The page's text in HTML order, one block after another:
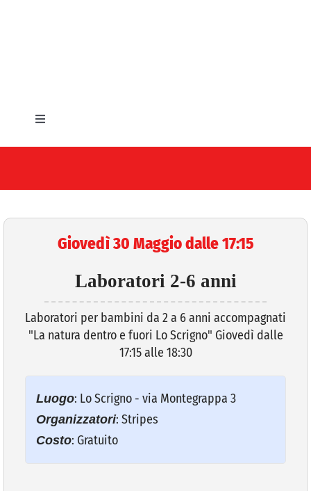
Toggle
IL COMUNE
Giovedì 30 Maggio dalle 17:15
Laboratori 2-6 anni
Laboratori per bambini da 2 a 6 anni accompagnati
"La natura dentro e fuori Lo Scrigno" Giovedì dalle
17:15 alle 18:30
Luogo: Lo Scrigno - via Montegrappa 3
Organizzatori: Stripes
Costo: Gratuito